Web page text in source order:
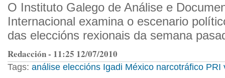
O Instituto Galego de Análise e
Internacional examina o escenario
das eleccións rexionais da semana
Redacción - 11:25 12/07/2010
Tags: análise eleccións Igadi México narcotráfico PRI